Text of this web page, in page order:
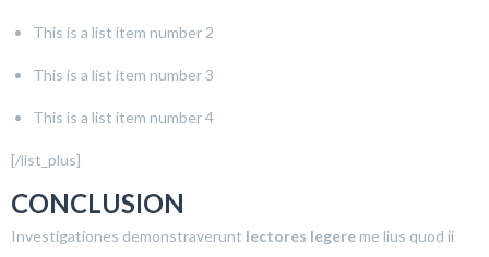
This is a list item number 2
This is a list item number 3
This is a list item number 4
[/list_plus]
CONCLUSION
Investigationes demonstraverunt lectores legere me lius quod ii